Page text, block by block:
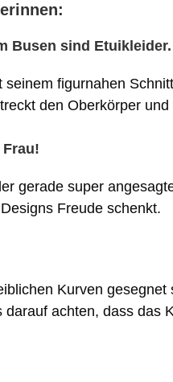
Busen sind Etuikleider.
figurnahen
den Oberkörper
gerade super
Freude schenkt.
Kurven
achten, dass